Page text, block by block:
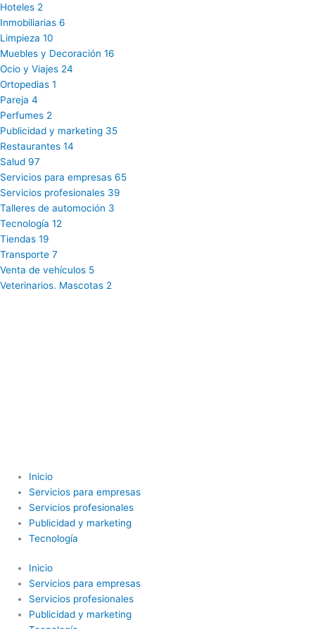
Hoteles 2
Inmobiliarias 6
Limpieza 10
Muebles y Decoración 16
Ocio y Viajes 24
Ortopedias 1
Pareja 4
Perfumes 2
Publicidad y marketing 35
Restaurantes 14
Salud 97
Servicios para empresas 65
Servicios profesionales 39
Talleres de automoción 3
Tecnología 12
Tiendas 19
Transporte 7
Venta de vehículos 5
Veterinarios. Mascotas 2
Inicio
Servicios para empresas
Servicios profesionales
Publicidad y marketing
Tecnología
Inicio
Servicios para empresas
Servicios profesionales
Publicidad y marketing